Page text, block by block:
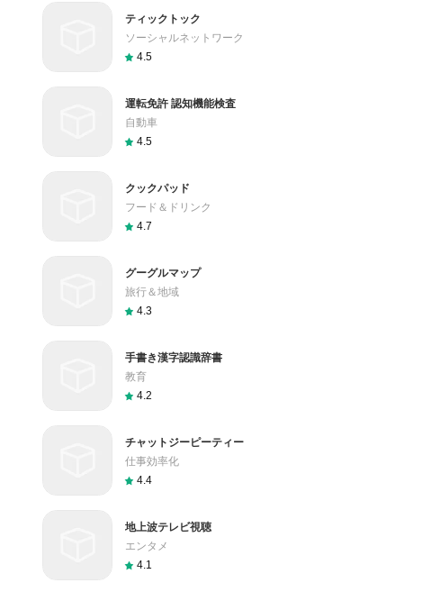
ティックトック
ソーシャルネットワーク
4.5
運転免許 認知機能検査
自動車
4.5
クックパッド
フード＆ドリンク
4.7
グーグルマップ
旅行＆地域
4.3
手書き漢字認識辞書
教育
4.2
チャットジーピーティー
仕事効率化
4.4
地上波テレビ視聴
エンタメ
4.1